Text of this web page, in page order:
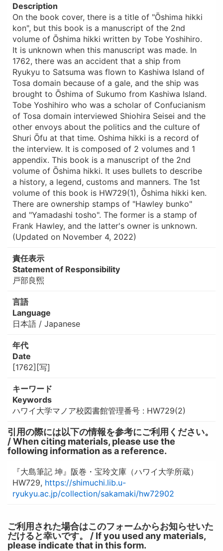
Description
On the book cover, there is a title of "Ōshima hikki
kon", but this book is a manuscript of the 2nd
volume of Ōshima hikki written by Tobe Yoshihiro.
It is unknown when this manuscript was made. In
1762, there was an accident that a ship from
Ryukyu to Satsuma was flown to Kashiwa Island of
Tosa domain because of a gale, and the ship was
brought to Ōshima of Sukumo from Kashiwa Island.
Tobe Yoshihiro who was a scholar of Confucianism
of Tosa domain interviewed Shiohira Seisei and the
other envoys about the politics and the culture of
Shuri Ōfu at that time. Oshima hikki is a record of
the interview. It is composed of 2 volumes and 1
appendix. This book is a manuscript of the 2nd
volume of Ōshima hikki. It uses bullets to describe
a history, a legend, customs and manners. The 1st
volume of this book is HW729(1), Ōshima hikki ken.
There are ownership stamps of "Hawley bunko"
and "Yamadashi tosho". The former is a stamp of
Frank Hawley, and the latter's owner is unknown.
(Updated on November 4, 2022)
責任表示
Statement of Responsibility
戸部良煕
言語
Language
日本語 / Japanese
年代
Date
[1762][写]
キーワード
Keywords
ハワイ大学マノア校図書館管理番号 : HW729(2)
引用の際には以下の情報を参考にご利用ください。
/ When citing materials, please use the
following information as a reference.
『大島筆記 坤』阪巻・宝玲文庫（ハワイ大学所蔵）
HW729, https://shimuchi.lib.u-
ryukyu.ac.jp/collection/sakamaki/hw72902
ご利用された場合はこのフォームからお知らせいた
だけると幸いです。 / If you used any materials,
please indicate that in this form.